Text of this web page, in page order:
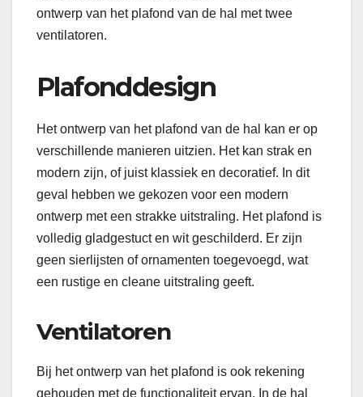
ontwerp van het plafond van de hal met twee
ventilatoren.
Plafonddesign
Het ontwerp van het plafond van de hal kan er op
verschillende manieren uitzien. Het kan strak en
modern zijn, of juist klassiek en decoratief. In dit
geval hebben we gekozen voor een modern
ontwerp met een strakke uitstraling. Het plafond is
volledig gladgestuct en wit geschilderd. Er zijn
geen sierlijsten of ornamenten toegevoegd, wat
een rustige en cleane uitstraling geeft.
Ventilatoren
Bij het ontwerp van het plafond is ook rekening
gehouden met de functionaliteit ervan. In de hal